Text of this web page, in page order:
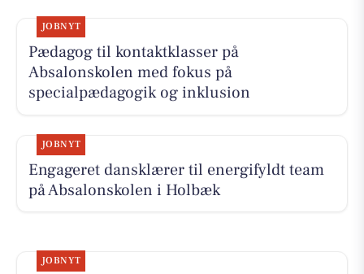
JOBNYT
Pædagog til kontaktklasser på
Absalonskolen med fokus på
specialpædagogik og inklusion
JOBNYT
Engageret dansklærer til energifyldt team
på Absalonskolen i Holbæk
JOBNYT